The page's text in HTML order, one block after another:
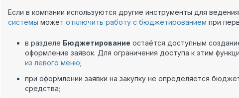
Если в компании используются другие инструменты для
системы может отключить работу с бюджетированием при
в разделе Бюджетирование остаётся доступным
оформление заявок. Для ограничения доступа к этим
из левого меню;
при оформлении заявки на закупку не определяется
средства;